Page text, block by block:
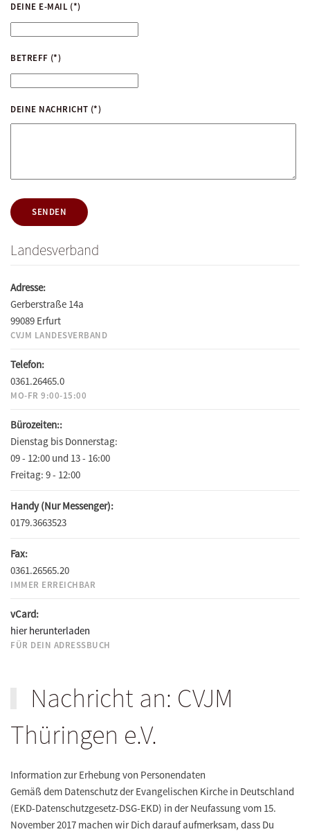
DEINE E-MAIL (*)
BETREFF (*)
DEINE NACHRICHT (*)
SENDEN
Landesverband
Adresse:
Gerberstraße 14a
99089 Erfurt
CVJM LANDESVERBAND
Telefon:
0361.26465.0
MO-FR 9:00-15:00
Bürozeiten::
Dienstag bis Donnerstag:
09 - 12:00 und 13 - 16:00
Freitag: 9 - 12:00
Handy (Nur Messenger):
0179.3663523
Fax:
0361.26565.20
IMMER ERREICHBAR
vCard:
hier herunterladen
FÜR DEIN ADRESSBUCH
Nachricht an: CVJM
Thüringen e.V.
Information zur Erhebung von Personendaten
Gemäß dem Datenschutz der Evangelischen Kirche in Deutschland
(EKD-Datenschutzgesetz-DSG-EKD) in der Neufassung vom 15.
November 2017 machen wir Dich darauf aufmerksam, dass Du